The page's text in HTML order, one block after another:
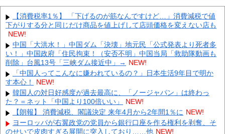
【悲報】ゲーフリ新作「ビースト・オブ・リインカーネーショ
ン」、老舗レビューサイトからボロクソ言われてしまう 他 NEW!
八村塁「ホーバスが監督辞めた？じゃあ代表復帰する！」←これ
ｗｗｗｗｗｗｗｗｗ 他
兄嫁「正月に帰るから、ゲームと、いいお肉と酒と、お風呂グッ
ズの準備しとけよ」寝起きの私「知るかボケ」兄嫁「キィィィィ
ー！...
NEW!
【動画】 新型のさすまた、限界突破ｗｗｗｗｗｗ NEW!
【悲報】 有吉、一般人に「ド正論」を叩きつけて炎上ｗｗｗｗｗ
ｗｗｗ NEW!
【画像】 ワイ「アルファードいいなあ。買いに行くか」店員「ほ
いっ見積もりな！」ワイ「金額おかしくね？」←お前らもそう思
う... NEW!
【画像】 「キム兄」こと芸人・木村祐一さん（63歳）、最新の松
【消費税率1％】 「下げるのが筋なんですけど…」消費減税で値
下がりする分と同じだけ商品を値上げして店頭価格を変えない店も
NEW!
中国「大洪水！」中国ダム「決壊」地元民「公式発表より死者多
い！」中国政府「住民拘束！（安否不明」中国当局「救助隊動画も
削除」台風13号「三峡ダム接近中」→ NEW!
「中国人ってこんなに嫌われているの？」日本生活9年目で明か
す本心！
NEW!
韓国人の対日好感度が過去最高に、「ノージャパン」は終わっ
た？＝ネット「中国より100倍いい」
NEW!
【朗報】 消費減税、閣議決定 来年4月から2年間1％に NEW!
ヨーロッパが右翼政党の党員から銀行口座を作る権利を剥奪、そ
のせいで皮肉すぎる展開に突入しており……他 NEW!